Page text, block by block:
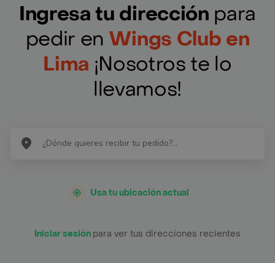
Ingresa tu dirección para
pedir en Wings Club en
Lima ¡Nosotros te lo
llevamos!
Usa tu ubicación actual
Iniciar sesión para ver tus direcciones recientes